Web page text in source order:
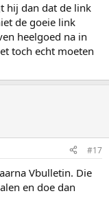
hij dan dat de link
de goeie link
heelgoed na in
toch echt moeten
#17
Vbulletin. Die
en doe dan